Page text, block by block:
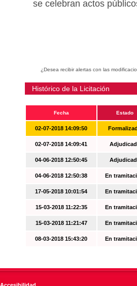
se celebran actos
¿Desea recibir alertas con las
Histórico de la Licitación
Fecha Estado
02-07-2018 14:09:50
02-07-2018 14:09:41
04-06-2018 12:50:45
04-06-2018 12:50:38 En
17-05-2018 10:01:54 En
15-03-2018 11:22:35 En
15-03-2018 11:21:47 En
08-03-2018 15:43:20 En